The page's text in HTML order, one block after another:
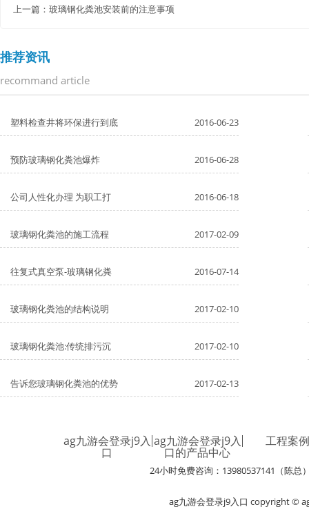
上一篇： 玻璃钢化粪池安装前的注意事项
推荐资讯
recommand article
塑料检查井将环保进行到底 2016-06-23
预防玻璃钢化粪池爆炸 2016-06-28
公司人性化办理 为职工打 2016-06-18
玻璃钢化粪池的施工流程 2017-02-09
往复式真空泵-玻璃钢化粪 2016-07-14
玻璃钢化粪池的结构说明 2017-02-10
玻璃钢化粪池:传统排污沉 2017-02-10
告诉您玻璃钢化粪池的优势 2017-02-13
ag九游会登录j9入
口
ag九游会登录j9入
口的产品中心
工程案例
24小时免费咨询：13980537141（陈总
ag九游会登录j9入口 copyright ©